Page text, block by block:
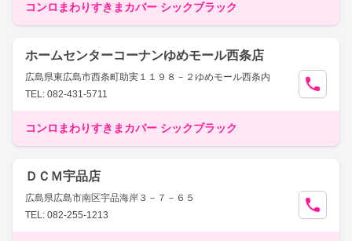
コンロまわりすきまカバー シックブラック
ホームセンターコーナンゆめモール西条店
広島県東広島市西条町助実１１９８－２ゆめモール西条内
TEL: 082-431-5711
コンロまわりすきまカバー シックブラック
ＤＣＭ宇品店
広島県広島市南区宇品海岸３－７－６５
TEL: 082-255-1213